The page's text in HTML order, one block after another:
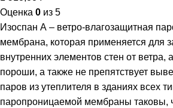
Оценка 0 из 5
Изоспан А – ветро-влагозащитная
мембрана, которая применяется для
внутренних элементов стен от ветра,
пороши, а также не препятствует
паров из утеплителя в зданиях всех
паропроницаемой мембраны таковы,